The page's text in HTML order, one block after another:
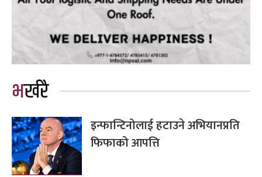
भर्खरै
इन्फान्टिनोलाई हटाउने अभियानप्रति
फिफाको आपत्ति